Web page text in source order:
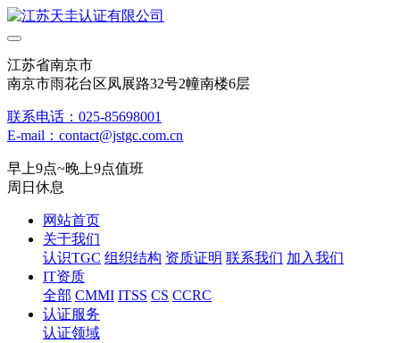
江苏省南京市
南京市雨花台区凤展路32号2幢南楼6层
联系电话：025-85698001
E-mail：contact@jstgc.com.cn
早上9点~晚上9点值班
周日休息
网站首页
关于我们
认识TGC 组织结构 资质证明 联系我们 加入我们
IT资质
全部 CMMI ITSS CS CCRC
认证服务
认证领域